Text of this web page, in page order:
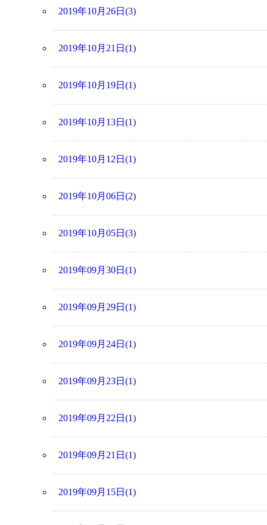
2019年10月26日(3)
2019年10月21日(1)
2019年10月19日(1)
2019年10月13日(1)
2019年10月12日(1)
2019年10月06日(2)
2019年10月05日(3)
2019年09月30日(1)
2019年09月29日(1)
2019年09月24日(1)
2019年09月23日(1)
2019年09月22日(1)
2019年09月21日(1)
2019年09月15日(1)